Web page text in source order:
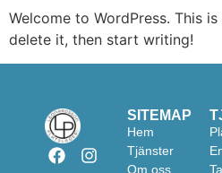
Welcome to WordPress. This
delete it, then start writing!
SITEMAP
Hem
Tjänster
Om oss